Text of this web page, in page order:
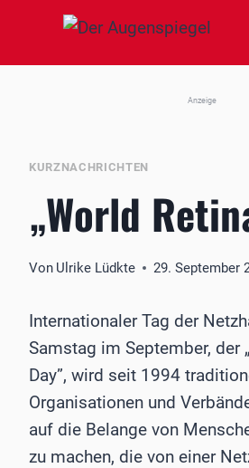
springen
Anzeige
KURZNACHRICHTEN
„World
Von Ulrike Lüdkte 29. September
Internationaler Tag der
Samstag im September, der
Day”, wird seit 1994
Organisationen und
auf die Belange von
zu machen, die von einer